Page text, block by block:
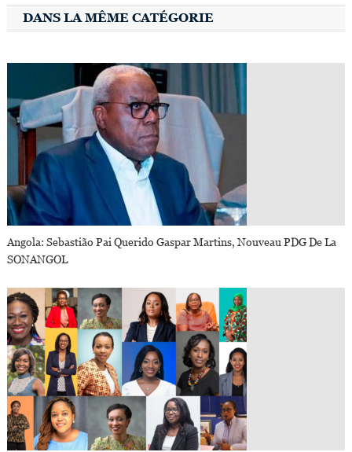
DANS LA MÊME CATÉGORIE
Angola: Sebastião Pai Querido Gaspar Martins, Nouveau PDG De La
SONANGOL